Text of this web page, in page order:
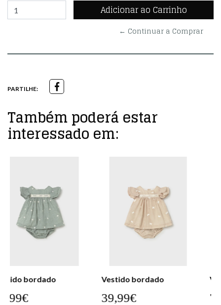
← Continuar a Comprar
PARTILHE:
Também poderá estar
interessado em:
Vestido bordado
39,99€
Vestido mikado
72,99€